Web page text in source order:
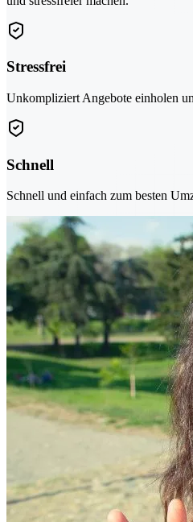
Stressfrei
Unkompliziert Angebote einholen
Schnell
Schnell und einfach zum besten